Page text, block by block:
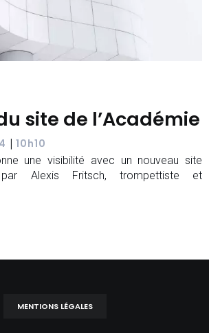
site de l’Académie
| 10h10
une visibilité avec un nouveau site
Alexis Fritsch, trompettiste et
MENTIONS LÉGALES